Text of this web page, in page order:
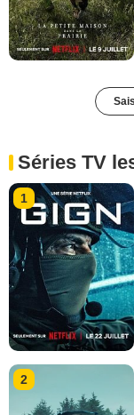
Séries TV
1
2